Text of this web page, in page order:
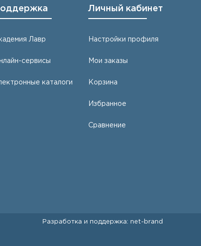
Лавр
сервисы
каталоги
Личный кабинет
Настройки профиля
Мои заказы
Корзина
Избранное
Сравнение
Разработка и поддержка: net- brand